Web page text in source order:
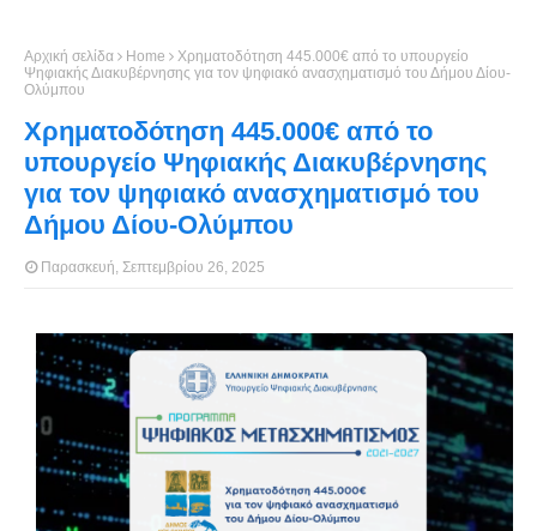
Αρχική σελίδα Home
Χρηματοδότηση 445.000€ από το υπουργείο
Ψηφιακής Διακυβέρνησης για τον ψηφιακό ανασχηματισμό του Δήμου Δίου-
Ολύμπου
Χρηματοδότηση 445.000€ από το
υπουργείο Ψηφιακής Διακυβέρνησης
για τον ψηφιακό ανασχηματισμό του
Δήμου Δίου-Ολύμπου
Παρασκευή, Σεπτεμβρίου 26, 2025